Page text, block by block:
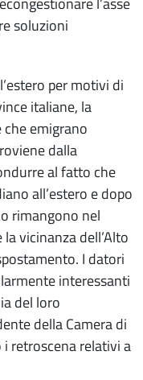
soluzioni
per motivi di
italiane, la
emigrano
dalla
al fatto che
all’estero e dopo
rimangono nel
vicinanza dell’Alto
I datori
interessanti
del loro
della Camera di
retroscena relativi a